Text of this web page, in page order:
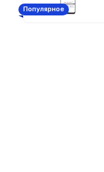
Популярное